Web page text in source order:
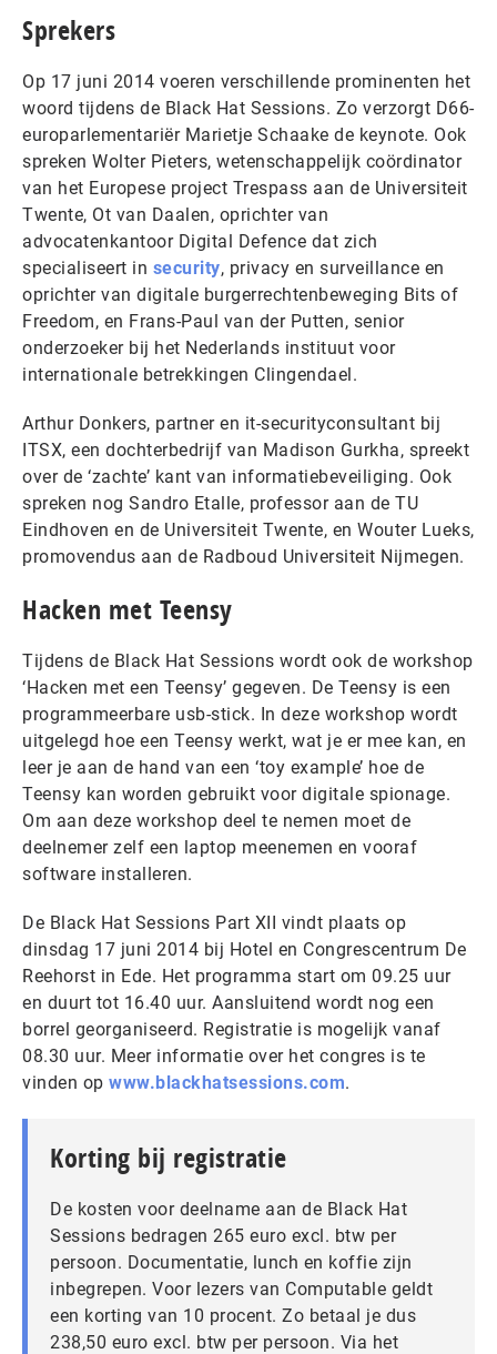
Sprekers
Op 17 juni 2014 voeren verschillende prominenten het
woord tijdens de Black Hat Sessions. Zo verzorgt D66-
europarlementariër Marietje Schaake de keynote. Ook
spreken Wolter Pieters, wetenschappelijk coördinator
van het Europese project Trespass aan de Universiteit
Twente, Ot van Daalen, oprichter van
advocatenkantoor Digital Defence dat zich
specialiseert in security, privacy en surveillance en
oprichter van digitale burgerrechtenbeweging Bits of
Freedom, en Frans-Paul van der Putten, senior
onderzoeker bij het Nederlands instituut voor
internationale betrekkingen Clingendael.
Arthur Donkers, partner en it-securityconsultant bij
ITSX, een dochterbedrijf van Madison Gurkha, spreekt
over de ‘zachte’ kant van informatiebeveiliging. Ook
spreken nog Sandro Etalle, professor aan de TU
Eindhoven en de Universiteit Twente, en Wouter Lueks,
promovendus aan de Radboud Universiteit Nijmegen.
Hacken met Teensy
Tijdens de Black Hat Sessions wordt ook de workshop
‘Hacken met een Teensy’ gegeven. De Teensy is een
programmeerbare usb-stick. In deze workshop wordt
uitgelegd hoe een Teensy werkt, wat je er mee kan, en
leer je aan de hand van een ‘toy example’ hoe de
Teensy kan worden gebruikt voor digitale spionage.
Om aan deze workshop deel te nemen moet de
deelnemer zelf een laptop meenemen en vooraf
software installeren.
De Black Hat Sessions Part XII vindt plaats op
dinsdag 17 juni 2014 bij Hotel en Congrescentrum De
Reehorst in Ede. Het programma start om 09.25 uur
en duurt tot 16.40 uur. Aansluitend wordt nog een
borrel georganiseerd. Registratie is mogelijk vanaf
08.30 uur. Meer informatie over het congres is te
vinden op www.blackhatsessions.com.
Korting bij registratie
De kosten voor deelname aan de Black Hat
Sessions bedragen 265 euro excl. btw per
persoon. Documentatie, lunch en koffie zijn
inbegrepen. Voor lezers van Computable geldt
een korting van 10 procent. Zo betaal je dus
238,50 euro excl. btw per persoon. Via het